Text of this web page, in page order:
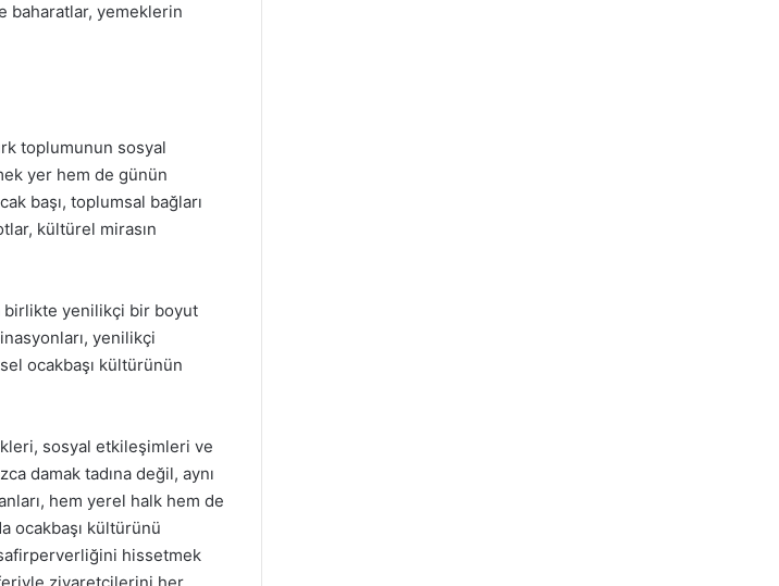
baharatlar, yemeklerin
toplumunun sosyal
yer hem de günün
başı, toplumsal bağları
kültürel mirasın
birlikte yenilikçi bir boyut
yenilikçi
ocakbaşı kültürünün
sosyal etkileşimleri ve
damak tadına değil, aynı
hem yerel halk hem de
ocakbaşı kültürünü
hissetmek